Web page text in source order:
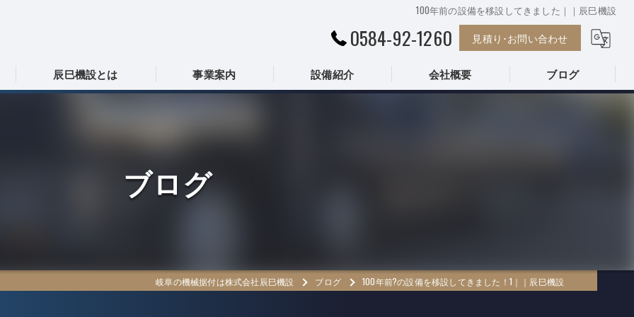
100年前の設備を移設してきました｜｜辰巳機設
0584-92-1260 見積り･お問い合わせ
辰巳機設とは
岐阜の機械据付･株式会社辰巳機設のお客様の声
事業案内 設備紹介 会社概要 ブログ
ブログ
岐阜の機械据付は株式会社辰巳機設 ブログ 100年前?の設備を移設してきました！1｜｜辰巳機設